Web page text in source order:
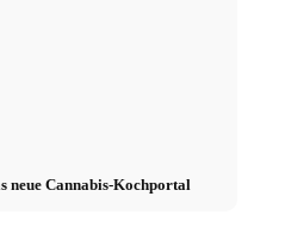
neue Cannabis-Kochportal